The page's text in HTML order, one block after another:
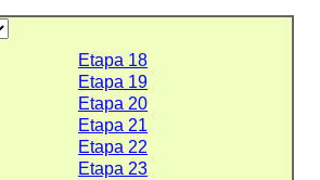
Etapa 18
Etapa 19
Etapa 20
Etapa 21
Etapa 22
Etapa 23